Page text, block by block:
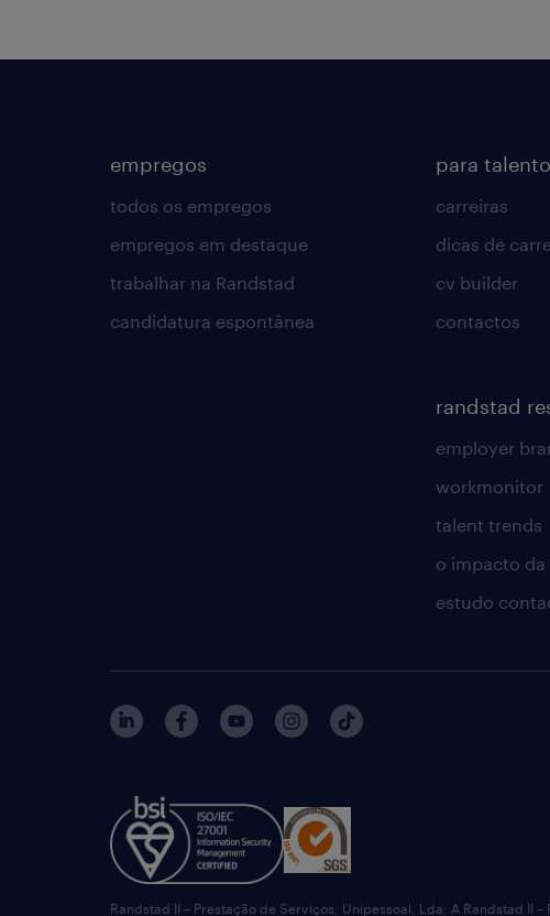
empregos
todos os empregos
empregos em destaque
trabalhar na Randstad
candidatura espontânea
para
carreiras
dicas de
cv builder
contactos
randstad
employer
workmonitor
talent trends
o impacto
estudo
Randstad II – Prestação de Serviços, Unipessoal, Lda; A Randstad